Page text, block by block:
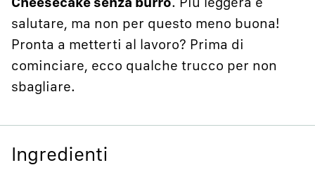
salutare, ma non per questo meno buona!
Pronta a metterti al lavoro? Prima di
cominciare, ecco qualche trucco per non
sbagliare.
Ingredienti